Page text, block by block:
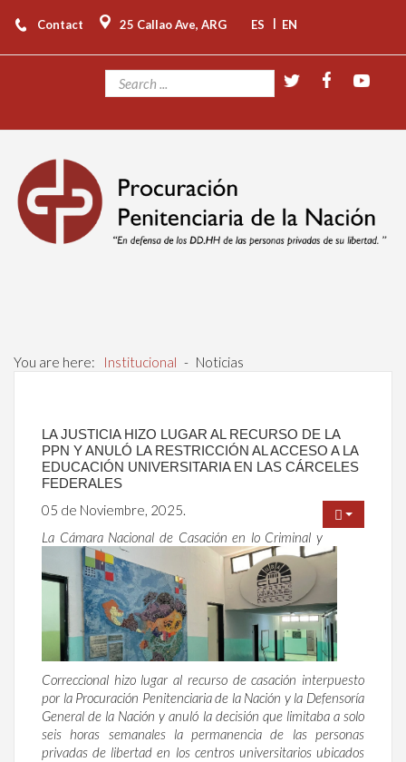
Contact 25 Callao Ave, ARG ES | EN
You are here: Institucional - Noticias
LA JUSTICIA HIZO LUGAR AL RECURSO DE LA
PPN Y ANULÓ LA RESTRICCIÓN AL ACCESO A LA
EDUCACIÓN UNIVERSITARIA EN LAS CÁRCELES
FEDERALES
05 de Noviembre, 2025.
La Cámara Nacional de Casación en lo Criminal y
Correccional hizo lugar al recurso de casación interpuesto
por la Procuración Penitenciaria de la Nación y la Defensoría
General de la Nación y anuló la decisión que limitaba a solo
seis horas semanales la permanencia de las personas
privadas de libertad en los centros universitarios ubicados